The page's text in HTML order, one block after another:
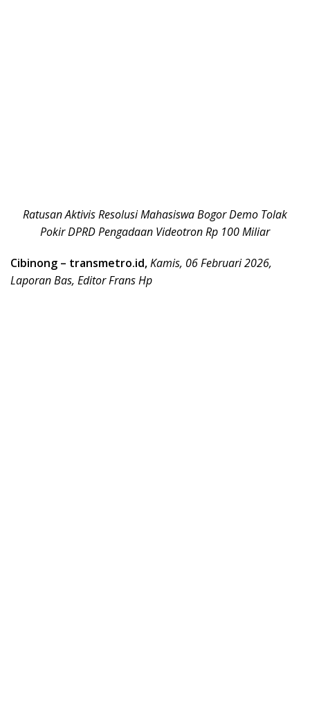
Ratusan Aktivis Resolusi Mahasiswa Bogor Demo Tolak
Pokir DPRD Pengadaan Videotron Rp 100 Miliar
Cibinong – transmetro.id,Kamis, 06 Februari 2026,
Laporan Bas, Editor Frans Hp